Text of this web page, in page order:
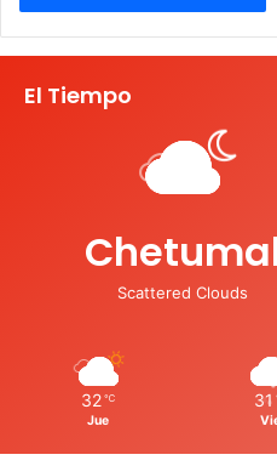
El Tiempo
Scattered Clouds
32 ℃
Jue
31